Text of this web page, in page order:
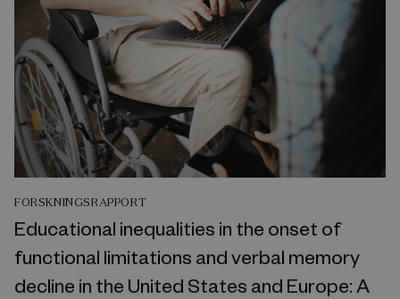
FORSKNINGSRAPPORT
Educational inequalities in the onset of
functional limitations and verbal memory
decline in the United States and Europe: A